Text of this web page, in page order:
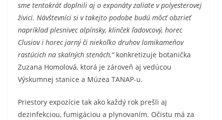
sme tentokrát doplnili aj o exponáty zaliate v polyesterovej
živici. Návštevníci si v takejto podobe budú môcť obzrieť
napríklad plesnivec alpínsky, klinček ľadovcový, horec
Clusiov i horec jarný či niekoľko druhov lomikameňov
rastúcich na skalných stenách,“ konkretizuje botanička
Zuzana Homolová, ktorá je zároveň aj vedúcou
Výskumnej stanice a Múzea TANAP-u.
Priestory expozície tak ako každý rok prešli aj
dezinfekciou, fumigáciou a plynovaním. Očistu má za